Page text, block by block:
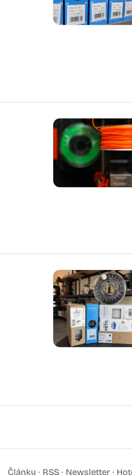
Články · RSS · Newsletter ·